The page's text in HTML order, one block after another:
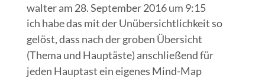
walteram 28. September 2016 um 9:15
ich habe das mit der Unübersichtlichkeit so
gelöst, dass nach der groben Übersicht
(Thema und Hauptäste) anschließend für
jeden Hauptast ein eigenes Mind-Map